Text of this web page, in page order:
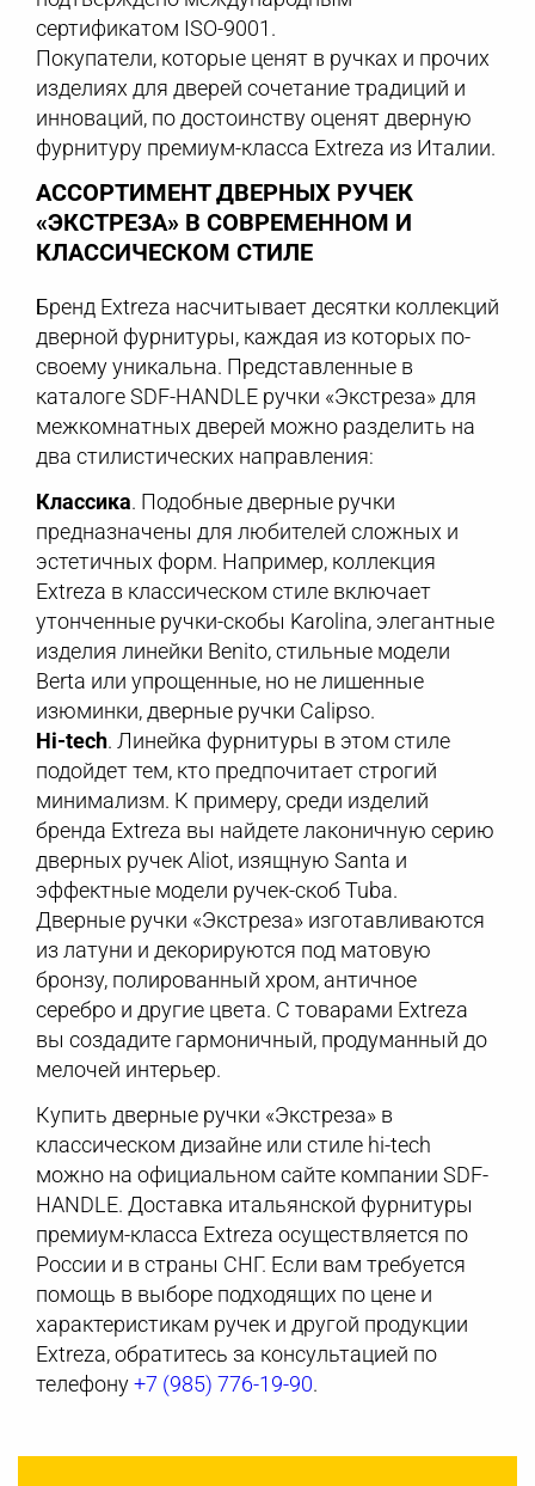
сертификатом ISO-9001.
Покупатели, которые ценят в ручках и прочих
изделиях для дверей сочетание традиций и
инноваций, по достоинству оценят дверную
фурнитуру премиум-класса Extreza из Италии.
АССОРТИМЕНТ ДВЕРНЫХ РУЧЕК
«ЭКСТРЕЗА» В СОВРЕМЕННОМ И
КЛАССИЧЕСКОМ СТИЛЕ
Бренд Extreza насчитывает десятки коллекций
дверной фурнитуры, каждая из которых по-
своему уникальна. Представленные в
каталоге SDF-HANDLE ручки «Экстреза» для
межкомнатных дверей можно разделить на
два стилистических направления:
Классика. Подобные дверные ручки
предназначены для любителей сложных и
эстетичных форм. Например, коллекция
Extreza в классическом стиле включает
утонченные ручки-скобы Karolina, элегантные
изделия линейки Benito, стильные модели
Berta или упрощенные, но не лишенные
изюминки, дверные ручки Calipso.
Hi-tech. Линейка фурнитуры в этом стиле
подойдет тем, кто предпочитает строгий
минимализм. К примеру, среди изделий
бренда Extreza вы найдете лаконичную серию
дверных ручек Aliot, изящную Santa и
эффектные модели ручек-скоб Tuba.
Дверные ручки «Экстреза» изготавливаются
из латуни и декорируются под матовую
бронзу, полированный хром, античное
серебро и другие цвета. С товарами Extreza
вы создадите гармоничный, продуманный до
мелочей интерьер.
Купить дверные ручки «Экстреза» в
классическом дизайне или стиле hi-tech
можно на официальном сайте компании SDF-
HANDLE. Доставка итальянской фурнитуры
премиум-класса Extreza осуществляется по
России и в страны СНГ. Если вам требуется
помощь в выборе подходящих по цене и
характеристикам ручек и другой продукции
Extreza, обратитесь за консультацией по
телефону+7 (985) 776-19-90.